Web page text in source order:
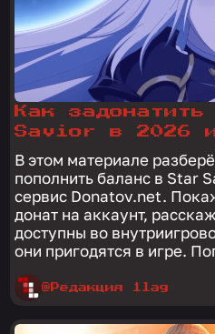
Как
Savior в 2026
В этом материале
пополнить баланс в Star
сервис Donatov.net.
донат на аккаунт,
доступны во
они
@Редакция 1lag